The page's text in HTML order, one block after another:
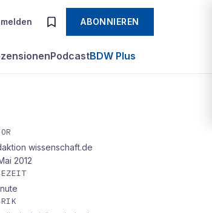
ABONNIEREN
PodcastBDW Plus
wissenschaft.de
2012